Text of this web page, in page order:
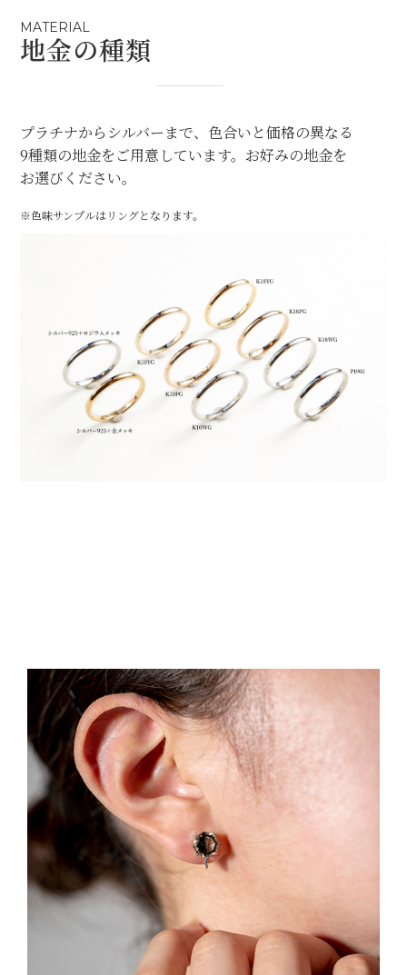
MATERIAL
地金の種類
プラチナからシルバーまで、色合いと価格の異なる
9種類の地金をご用意しています。お好みの地金を
お選びください。
※色味サンプルはリングとなります。